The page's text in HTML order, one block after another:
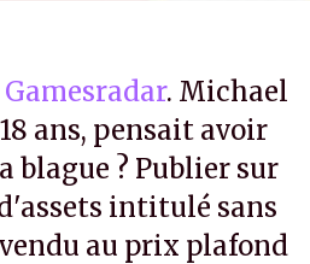
. Michael
ans, pensait avoir
blague ? Publier sur
intitulé sans
au prix plafond